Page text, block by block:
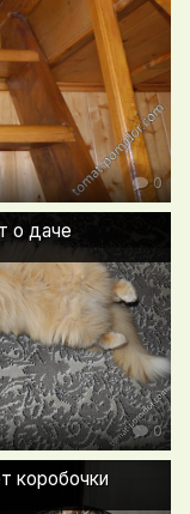
0
о даче
0
коробочки